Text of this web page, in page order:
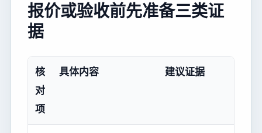
报价或验收前先准备三类证
据
核
对
项
具体内容 建议证据